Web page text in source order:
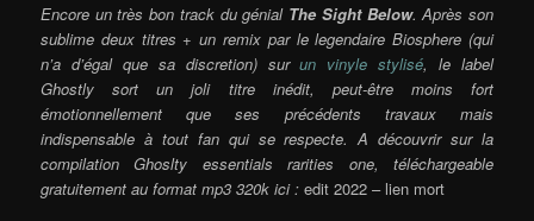
Encore un très bon track du génial The Sight Below. Après son
sublime deux titres + un remix par le legendaire Biosphere (qui
n’a d’égal que sa discretion) surun vinyle stylisé, le label
Ghostly sort un joli titre inédit, peut-être moins fort
émotionnellement que ses précédents travaux mais
indispensable à tout fan qui se respecte. A découvrir sur la
compilation Ghoslty essentials rarities one, téléchargeable
gratuitement au format mp3 320k ici :edit 2022 – lien mort